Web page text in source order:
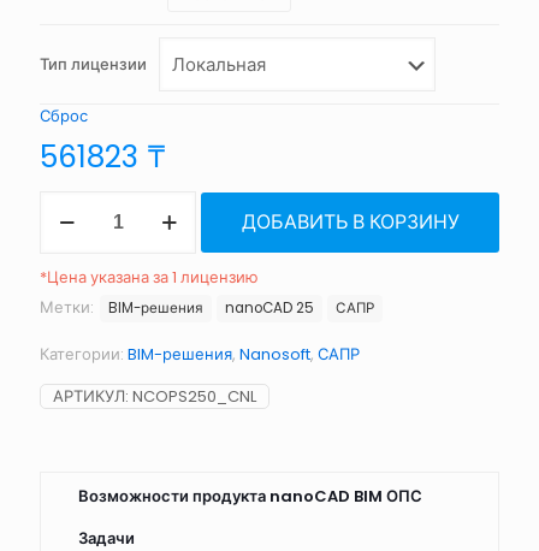
Тип лицензии
Сброс
561823 ₸
товара
BIM
ОПС
25
ДОБАВИТЬ В КОРЗИНУ
*Цена указана за 1 лицензию
Метки:
BIM-решения nanoCAD 25 САПР
Категории: BIM-решения, Nanosoft, САПР
АРТИКУЛ: NCOPS250_CNL
Возможности продукта nanoCAD BIM ОПС
Задачи